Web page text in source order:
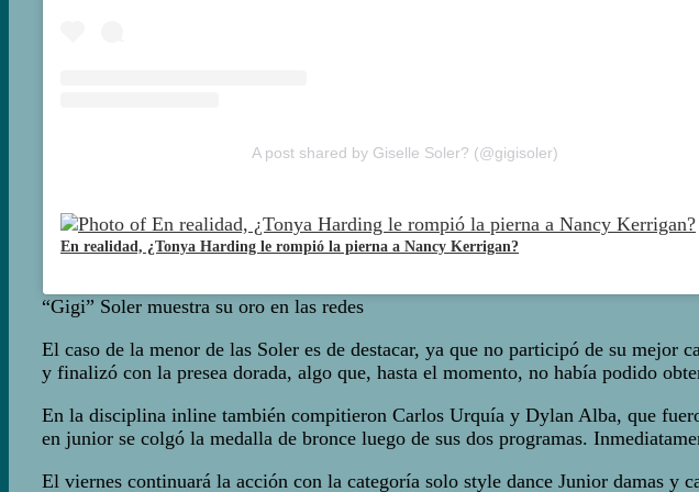
A post shared by Giselle Soler? (@gigisoler)
En realidad, ¿Tonya Harding le rompió la pierna a Nancy Kerrigan?
“Gigi” Soler muestra su oro en las redes
El caso de la menor de las Soler es de destacar, ya que no participó de su
y finalizó con la presea dorada, algo que, hasta el momento, no había podido
En la disciplina inline también compitieron Carlos Urquía y Dylan Alba, que
en junior se colgó la medalla de bronce luego de sus dos programas.
El viernes continuará la acción con la categoría solo style dance Junior damas y